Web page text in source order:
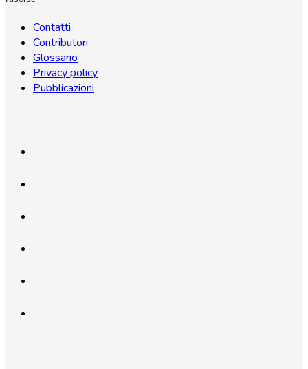
Contatti
Contributori
Glossario
Privacy policy
Pubblicazioni